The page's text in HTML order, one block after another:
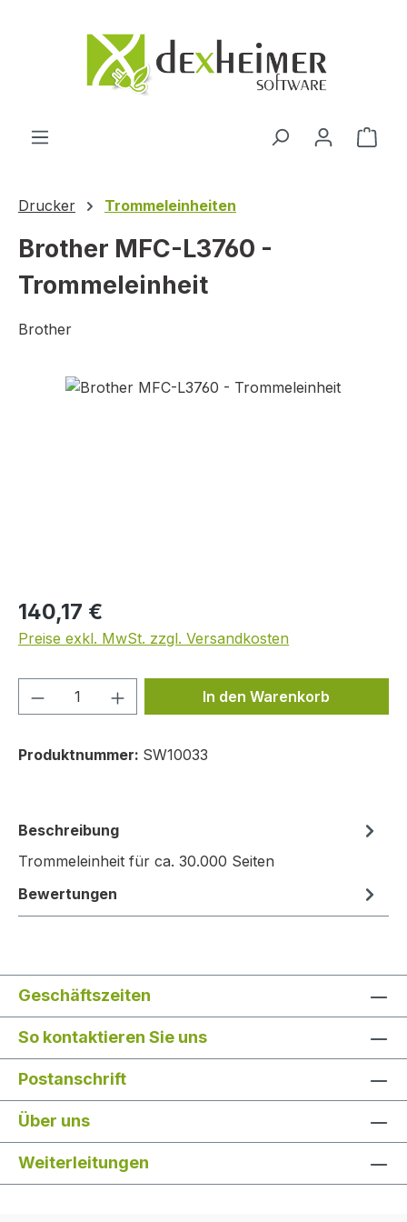
Drucker Trommeleinheiten
Brother MFC-L3760 -
Trommeleinheit
Brother
Bildergalerie überspringen
Regulärer Preis:
140,17 €
Preise exkl. MwSt. zzgl. Versandkosten
Produkt Anzahl: Gib denIn den Warenkorb
Produktnummer: SW10033
Beschreibung
Trommeleinheit für ca. 30.000 Seiten
Bewertungen
Geschäftszeiten
So kontaktieren Sie uns
Postanschrift
Über uns
Weiterleitungen